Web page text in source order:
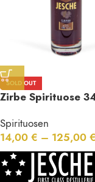
SOLD OUT
Zirbe Spirituose
Spirituosen
14,00 € – 125,00 €